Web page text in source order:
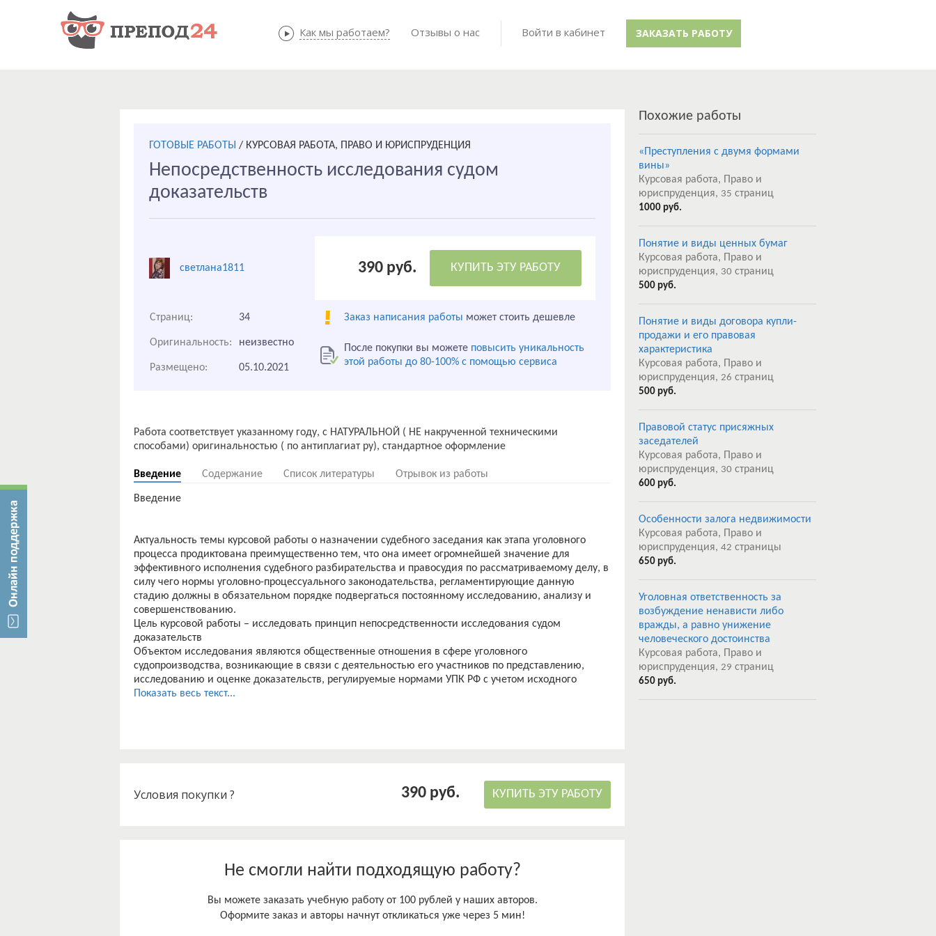
Как мы работаем? Готовые работы
Как мы работаем? Отзывы о нас Войти в кабинет ЗАКАЗАТЬ РАБОТУ
ГОТОВЫЕ РАБОТЫ / КУРСОВАЯ РАБОТА, ПРАВО И ЮРИСПРУДЕНЦИЯ
Непосредственность исследования судом
доказательств
светлана1811 390 руб. КУПИТЬ ЭТУ РАБОТУ
Страниц: 34 Заказ написания работы может стоить дешевле
Оригинальность: неизвестно После покупки вы можете повысить уникальность
этой работы до 80-100% с помощью сервиса
Размещено: 05.10.2021
Работа соответствует указанному году, с НАТУРАЛЬНОЙ ( НЕ накрученной техническими
Введение Содержание Список литературы Отрывок из работы
Введение
Актуальность темы курсовой работы о назначении судебного заседания как этапа уголовного
процесса продиктована преимущественно тем, что она имеет огромнейшей значение для
эффективного исполнения судебного разбирательства и правосудия по рассматриваемому делу, в
силу чего нормы уголовно-процессуального законодательства, регламентирующие данную
стадию должны в обязательном порядке подвергаться постоянному исследованию, анализу и
совершенствованию.
Цель курсовой работы – исследовать принцип непосредственности исследования судом
доказательств
Объектом исследования являются общественные отношения в сфере уголовного
судопроизводства, возникающие в связи с деятельностью его участников по представлению,
исследованию и оценке доказательств, регулируемые нормами УПК РФ с учетом исходного
начала непосредственности.
Показать весь текст...
Условия покупки ? 390 руб. КУПИТЬ ЭТУ РАБОТУ
Не смогли найти подходящую работу?
Вы можете заказать учебную работу от 100 рублей у наших авторов.
Оформите заказ и авторы начнут откликаться уже через 5 мин!
Похожие работы
«Преступления с двумя формами
вины»
Курсовая работа, Право и
юриспруденция, 35 страниц
1000 руб.
Понятие и виды ценных бумаг
Курсовая работа, Право и
юриспруденция, 30 страниц
500 руб.
Понятие и виды договора купли-
продажи и его правовая
характеристика
Курсовая работа, Право и
юриспруденция, 26 страниц
500 руб.
Правовой статус присяжных
заседателей
Курсовая работа, Право и
юриспруденция, 30 страниц
600 руб.
Особенности залога недвижимости
Курсовая работа, Право и
юриспруденция, 42 страницы
650 руб.
Уголовная ответственность за
возбуждение ненависти либо
вражды, а равно унижение
человеческого достоинства
Курсовая работа, Право и
юриспруденция, 29 страниц
650 руб.